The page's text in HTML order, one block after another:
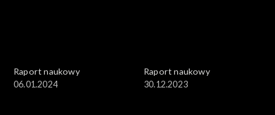
Raport naukowy
06.01.2024
Raport naukowy
30.12.2023